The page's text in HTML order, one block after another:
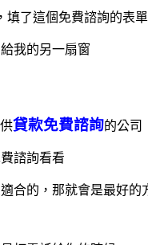
填了這個免費諮詢的表單
我的另一扇窗
貸款免費諮詢的公司
諮詢看看
合的，那就會是最好的